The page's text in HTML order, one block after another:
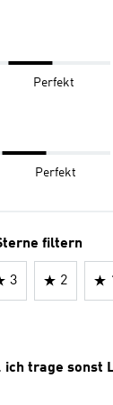
Perfekt
Perfekt
filtern
3 2 1
ich trage sonst